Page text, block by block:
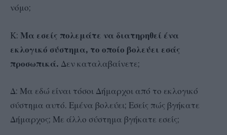
νόμο;
Κ: Μα εσείς πολεμάτε να διατηρηθεί ένα
εκλογικό σύστημα, το οποίο βολεύει εσάς
προσωπικά. Δεν καταλαβαίνετε;
Δ: Μα εδώ είναι τόσοι Δήμαρχοι από το εκλογικό
σύστημα αυτό. Εμένα βολεύει; Εσείς πώς βγήκατε
Δήμαρχος; Με άλλο σύστημα βγήκατε εσείς;